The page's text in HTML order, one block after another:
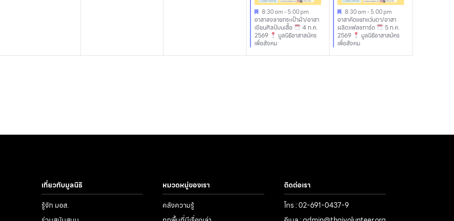
8:30 am-5:00 pm
อาสาลงลายกระเป๋าผ้า/อาสา
เขียนศิลป์บนเสื้อ
4 ก.ค.
2569
มูลนิธิอาสาสมัคร
เพื่อสังคม
8:30 am-5:00 pm
อาสาคัดแยกแว่นตา/อาสา
ผลิตแฟลชการ์ด
5 ก.ค.
2569
มูลนิธิอาสาสมัคร
เพื่อสังคม
เกี่ยวกับมูลนิธิ
รู้จัก มอส.
หมวดหมู่ของเรา
คลังความรู้
ติดต่อเรา
โทร : 02-691-0437-9